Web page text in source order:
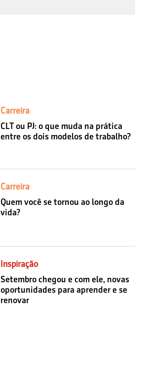
Carreira
CLT ou PJ: o que muda na prática
entre os dois modelos de trabalho?
Carreira
Quem você se tornou ao longo da
vida?
Inspiração
Setembro chegou e com ele, novas
oportunidades para aprender e se
renovar